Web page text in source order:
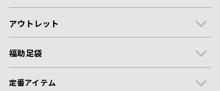
アウトレット
福助足袋
定番アイテム